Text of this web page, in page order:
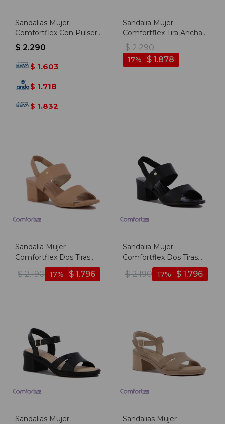
Sandalias Mujer
Comfortflex Con Pulsera
Y Taco Bajo - Negro
$ 2.290
$ 1.603
$ 1.718
$ 1.832
Sandalia Mujer
Comfortflex Tira Ancha
Con Pulsera - Coco
$ 2.290
$ 1.878
17
Sandalia Mujer
Comfortflex Dos Tiras
Anchas - Kaki
$ 2.190 $ 1.796
17
Sandalia Mujer
Comfortflex Dos Tiras
Anchas - Negro
$ 2.190 $ 1.796
17
Sandalias Mujer
Sandalias Mujer